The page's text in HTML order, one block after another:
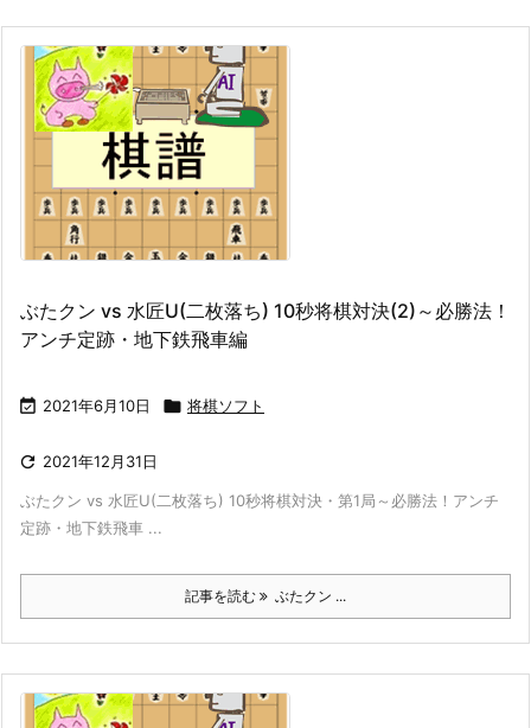
ぶたクン vs 水匠U(二枚落ち) 10秒将棋対決(2)～必勝法！
アンチ定跡・地下鉄飛車編
 2021年6月10日  将棋ソフト
 2021年12月31日
ぶたクン vs 水匠U(二枚落ち) 10秒将棋対決・第1局～必勝法！アンチ
定跡・地下鉄飛車 ...
記事を読む ぶたクン ...